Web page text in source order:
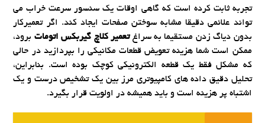
تجربه ثابت کرده است که گاهی اوقات یک سنسور سرعت خراب می
تواند علائمی دقیقا مشابه سوختن صفحات ایجاد کند. اگر تعمیرکار
بدون دیاگ زدن مستقیما به سراغتعمیر کلاچ گیربکس اتومات برود،
ممکن است شما هزینه تعویض قطعات مکانیکی را بپردازید در حالی
که مشکل فقط یک قطعه الکترونیکی کوچک بوده است. بنابراین،
تحلیل دقیق داده های کامپیوتری مرز بین یک تشخیص درست و یک
اشتباه پر هزینه است و باید همیشه در اولویت قرار بگیرد.